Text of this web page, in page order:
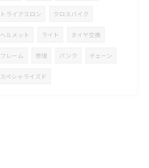
トライアスロン クロスバイク
ヘルメット ライト タイヤ交換
フレーム 修理 パンク チェーン
スペシャライズド